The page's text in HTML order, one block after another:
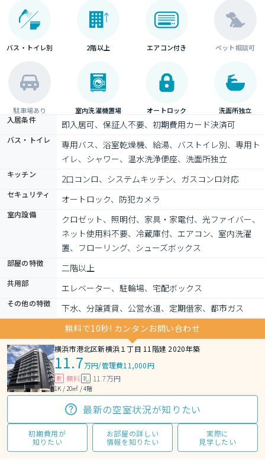
バス・トイレ別 2階以上 エアコン付き ペット相談可
駐車場あり 室内洗濯機置場 オートロック 洗面所独立
入居条件 即入居可、保証人不要、初期費用カード決済可
バス・トイレ
専用バス、浴室乾燥機、給湯、バストイレ別、専用ト
イレ、シャワー、温水洗浄便座、洗面所独立
キッチン 2口コンロ、システムキッチン、ガスコンロ対応
セキュリティ オートロック、防犯カメラ
室内設備
クロゼット、照明付、家具・家電付、光ファイバー、
ネット使用料不要、冷蔵庫付、エアコン、室内洗濯
置、フローリング、シューズボックス
部屋の特徴 二階以上
共用部 エレベーター、駐輪場、宅配ボックス
その他の特徴
下水、分譲賃貸、公営水道、定期借家、都市ガス
無料で10秒! カンタンお問い合わせ
横浜市港北区新横浜１丁目 11階建 2020年築
11.7万円/管理費11,000円
敷 無料 礼 11.7万円
1K / 20㎡ / 4階
最新の空室状況が知りたい
初期費用が
知りたい
お部屋の詳しい
情報を知りたい
実際に
見学したい